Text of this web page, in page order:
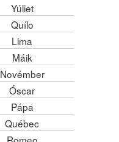
Yúliet
Quílo
Lima
Máik
Novémber
Óscar
Pápa
Québec